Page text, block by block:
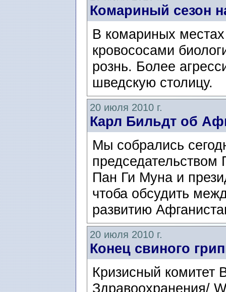
Комариный сезон
В комариных местах
кровососами
рознь. Более
шведскую столицу.
20 июля 2010 г.
Карл Бильдт об
Мы собрались
Пан Ги Муна и
чтоба обсудить
развитию
20 июля 2010 г.
Конец свиного
Кризисный комитет
Здравоохранения/